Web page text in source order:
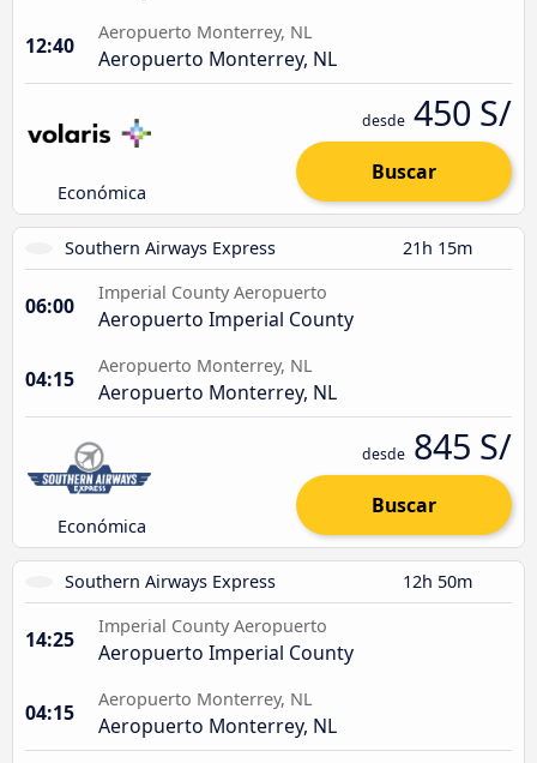
12:40
Aeropuerto Monterrey, NL
Aeropuerto Monterrey, NL
Económica
desde 450 S/
Buscar
Southern Airways Express 21h 15m
06:00
Imperial County Aeropuerto
Aeropuerto Imperial County
04:15
Aeropuerto Monterrey, NL
Aeropuerto Monterrey, NL
Económica
desde 845 S/
Buscar
Southern Airways Express 12h 50m
14:25
Imperial County Aeropuerto
Aeropuerto Imperial County
04:15
Aeropuerto Monterrey, NL
Aeropuerto Monterrey, NL